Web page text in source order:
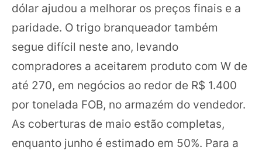
dólar ajudou a melhorar os preços finais e a
paridade. O trigo branqueador também
segue difícil neste ano, levando
compradores a aceitarem produto com W de
até 270, em negócios ao redor de R$ 1.400
por tonelada FOB, no armazém do vendedor.
As coberturas de maio estão completas,
enquanto junho é estimado em 50%. Para a